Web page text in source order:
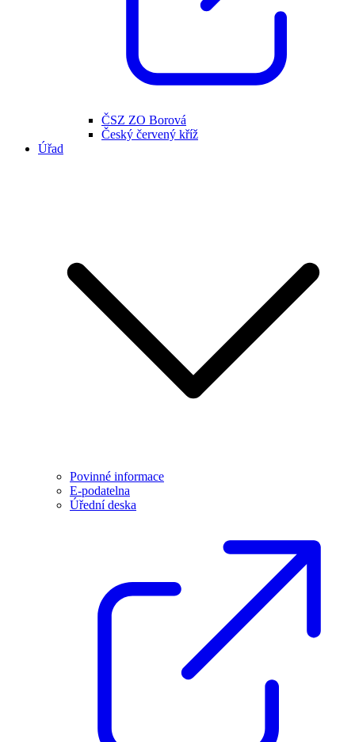
ČSZ ZO Borová
Český červený kříž
Úřad
Povinné informace
E-podatelna
Úřední deska